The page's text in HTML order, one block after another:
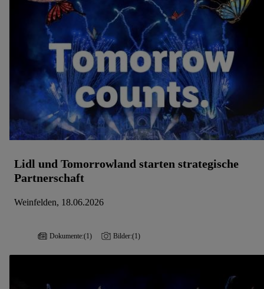
Lidl und Tomorrowland starten strategische
Partnerschaft
Weinfelden, 18.06.2026
Dokumente:(1) Bilder:(1)